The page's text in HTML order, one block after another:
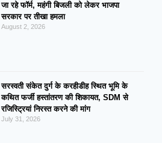
जा रहे फॉर्म, महंगी बिजली को लेकर भाजपा
सरकार पर तीखा हमला
August 2, 2026
सरस्वती संकेत दुर्ग के करहीडीह स्थित भूमि के
कथित फर्जी हस्तांतरण की शिकायत, SDM से
रजिस्ट्रियां निरस्त करने की मांग
July 31, 2026